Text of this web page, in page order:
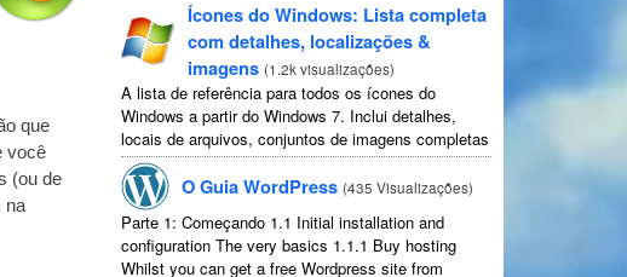
que
você
(ou de
na
Ícones do Windows: Lista completa
com detalhes, localizações &
imagens (1.2k visualizações)
A lista de referência para todos os ícones do
Windows a partir do Windows 7. Inclui detalhes,
locais de arquivos, conjuntos de imagens completas
e instruções.
O Guia WordPress (435 Visualizações)
Parte 1: Começando 1.1 Initial installation and
configuration The very basics 1.1.1 Buy hosting
Whilst you can get a free Wordpress site from